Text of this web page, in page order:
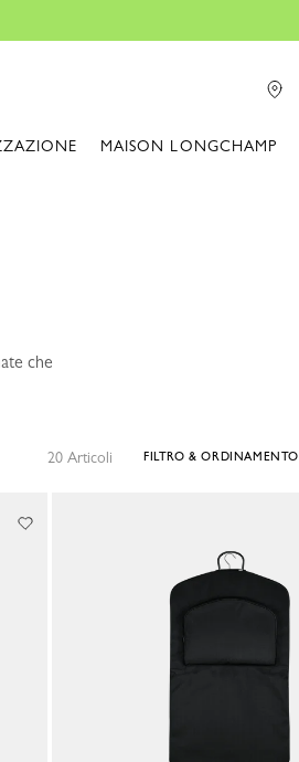
MAISON LONGCHAMP
che
20 Articoli FILTRO & ORDINAMENTO